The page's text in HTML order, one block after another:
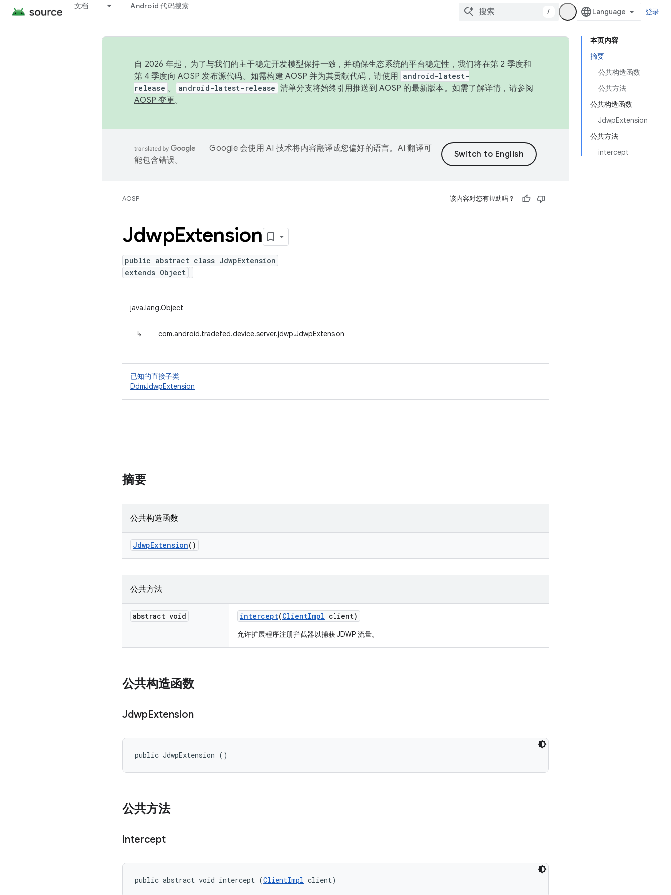
文档 Android 代码搜索
/ 登录
本页内容
摘要
公共构造函数
公共方法
公共构造函数
JdwpExtension
公共方法
intercept
自 2026 年起，为了与我们的主干稳定开发模型保持一致，并确保生态系统的平台稳定性，我们将在第 2 季度和
第 4 季度向 AOSP 发布源代码。如需构建 AOSP 并为其贡献代码，请使用 android-latest-
release 。 android-latest-release 清单分支将始终引用推送到 AOSP 的最新版本。如需了解详情，请参阅
AOSP 变更。
Google 会使用 AI 技术将内容翻译成您偏好的语言。AI 翻译可
能包含错误。
AOSP 该内容对您有帮助吗？
JdwpExtension
public abstract class JdwpExtension
extends Object
java.lang.Object
↳ com.android.tradefed.device.server.jdwp.JdwpExtension
已知的直接子类
DdmJdwpExtension
摘要
公共构造函数
JdwpExtension()
公共方法
abstract void intercept(ClientImpl client)
允许扩展程序注册拦截器以捕获 JDWP 流量。
公共构造函数
JdwpExtension
public JdwpExtension ()
公共方法
intercept
public abstract void intercept (ClientImpl client)